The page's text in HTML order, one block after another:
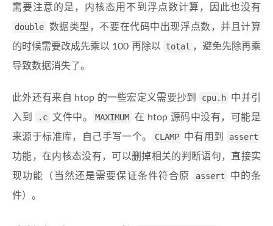
需要注意的是，内核态用不到浮点数计算，因此也没有
double 数据类型，不要在代码中出现浮点数，并且计算
的时候需要改成先乘以 100 再除以
total ，避免先除再乘
导致数据消失了。
此外还有来自 htop 的一些宏定义需要抄到 cpu.h 中并引
入到
.c 文件中。 MAXIMUM 在 htop 源码中没有，可能是
来源于标准库，自己手写一个。
CLAMP 中有用到
assert
功能，在内核态没有，可以删掉相关的判断语句，直接实
现功能（当然还是需要保证条件符合原
assert
中的条
件）。